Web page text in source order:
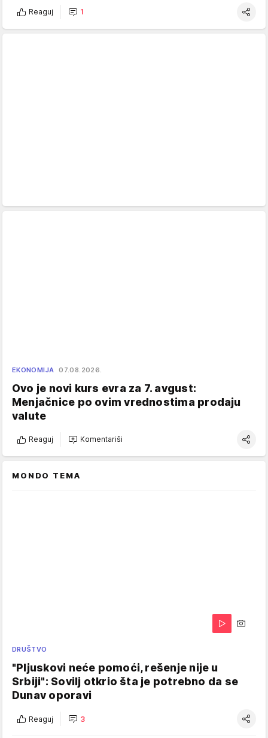
Reaguj 1
EKONOMIJA 07.08.2026.
Ovo je novi kurs evra za 7. avgust:
Menjačnice po ovim vrednostima prodaju
valute
Reaguj Komentariši
MONDO TEMA
DRUŠTVO
"Pljuskovi neće pomoći, rešenje nije u
Srbiji": Sovilj otkrio šta je potrebno da se
Dunav oporavi
Reaguj 3